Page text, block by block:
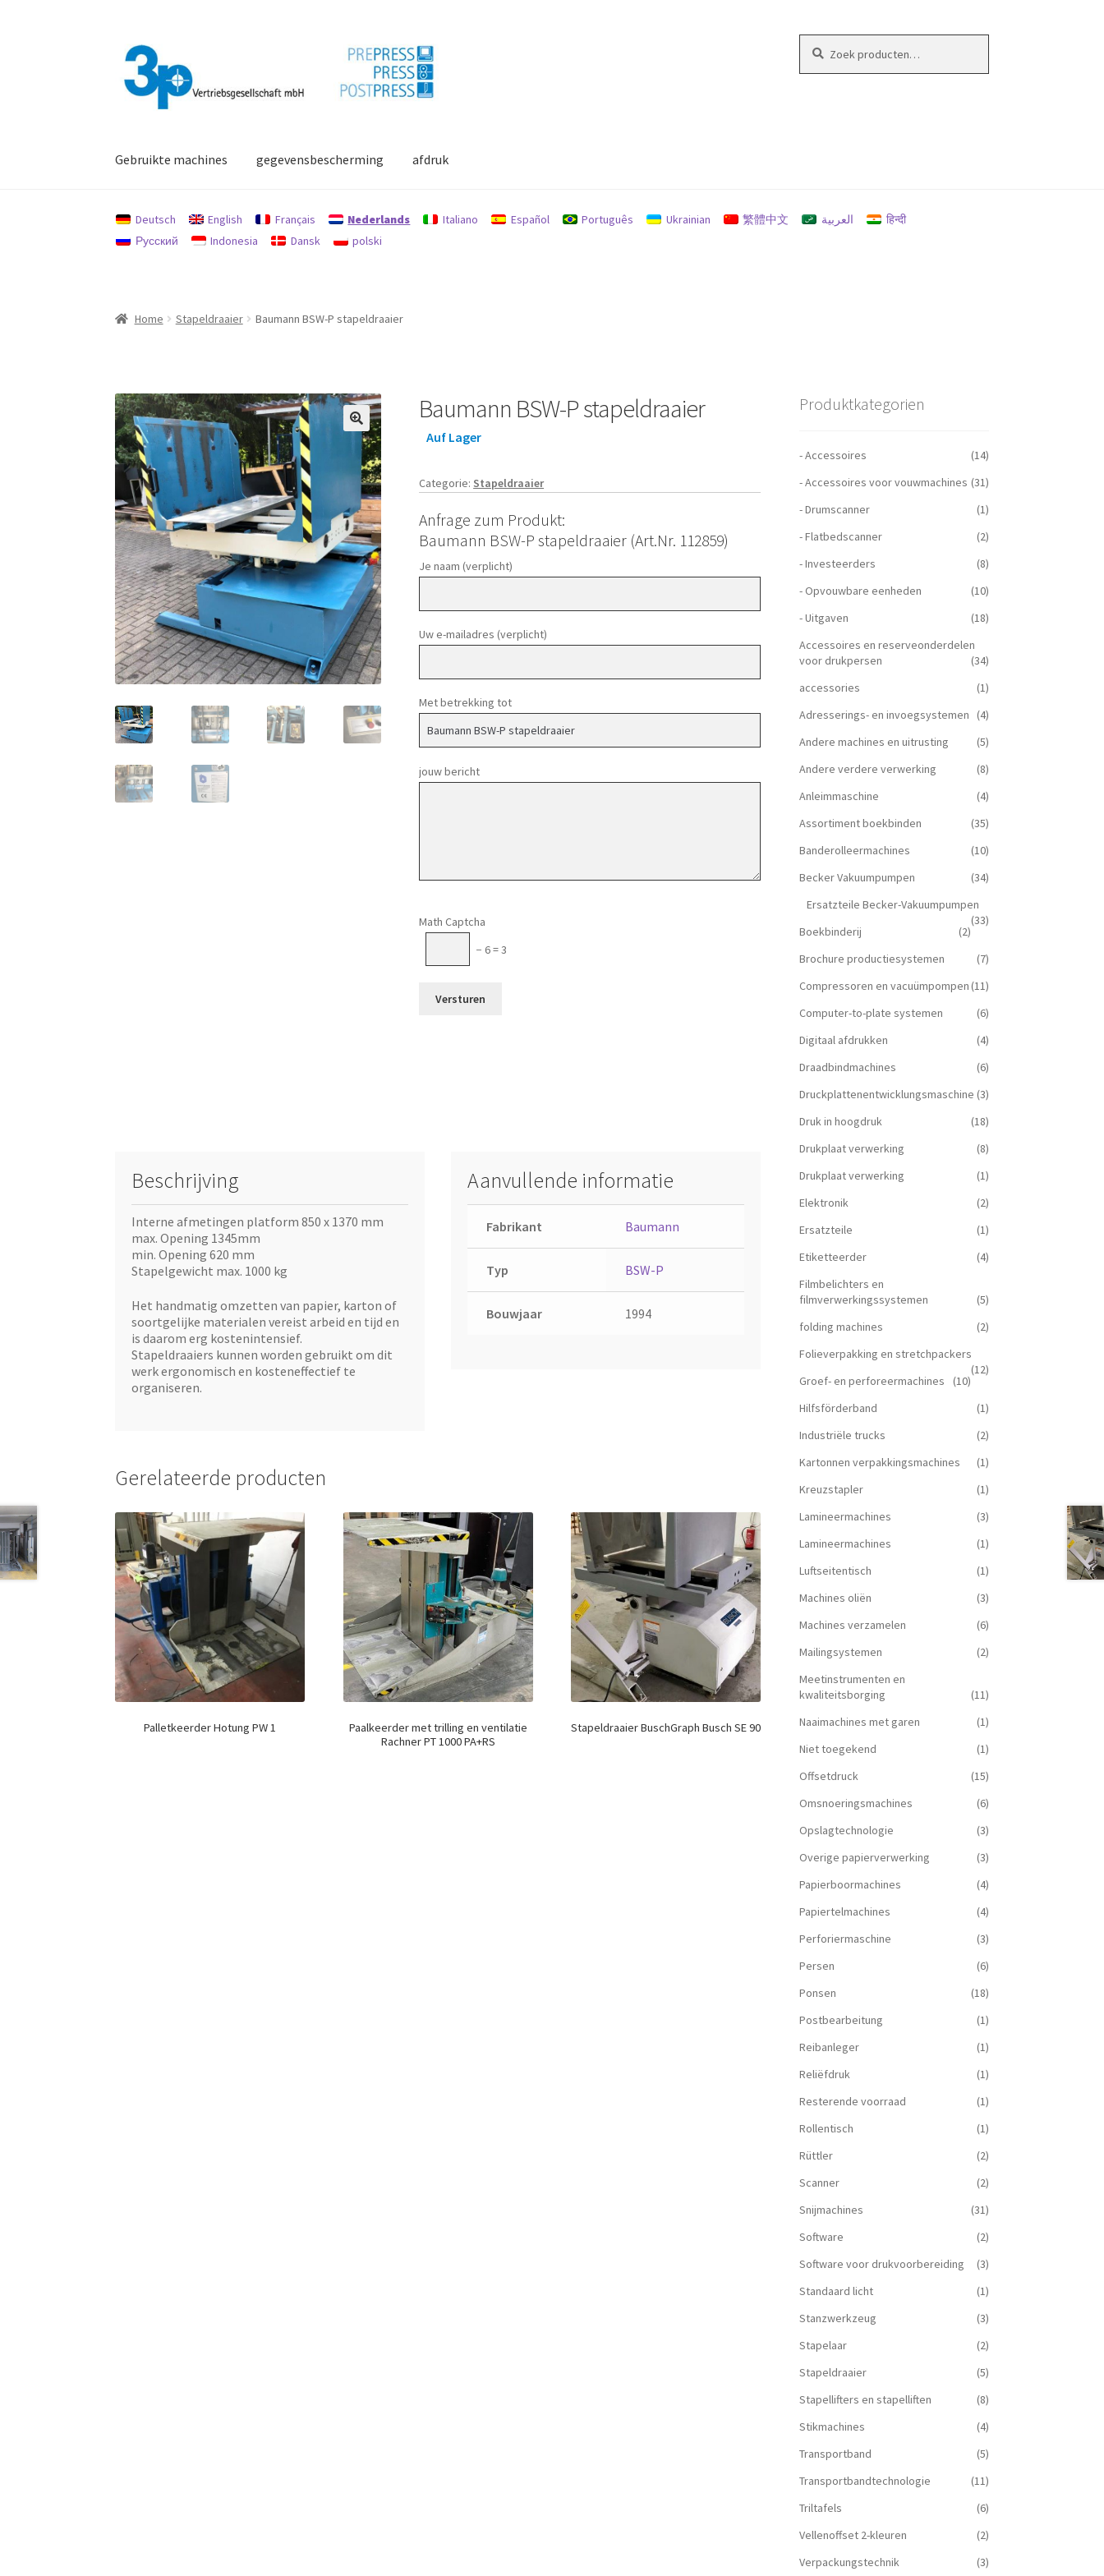
door
naar
navigatie
naar
inhoud
naar:
Gebruikte machines gegevensbescherming afdruk
Zoekopdracht
Deutsch English Français Nederlands Italiano Español Português Ukrainian 繁體中文 العربية
हिन्दी
Русский
Indonesia Dansk polski
Home Stapeldraaier Baumann BSW-P stapeldraaier
Baumann BSW-P stapeldraaier
Auf Lager
Categorie: Stapeldraaier
Anfrage zum Produkt:
Baumann BSW-P stapeldraaier (Art.Nr. 112859)
Je naam (verplicht)
Uw e-mailadres (verplicht)
Met betrekking tot
jouw bericht
Math Captcha
− 6 = 3
Beschrijving
Interne afmetingen platform 850 x 1370 mm
max. Opening 1345mm
min. Opening 620 mm
Stapelgewicht max. 1000 kg
Het handmatig omzetten van papier, karton of
soortgelijke materialen vereist arbeid en tijd en
is daarom erg kostenintensief.
Stapeldraaiers kunnen worden gebruikt om dit
werk ergonomisch en kosteneffectief te
organiseren.
Aanvullende informatie
Fabrikant Baumann
Typ BSW-P
Bouwjaar 1994
Gerelateerde producten
Palletkeerder Hotung PW 1
Paalkeerder met trilling en ventilatie
Rachner PT 1000 PA+RS
Stapeldraaier BuschGraph Busch SE 90
Produktkategorien
- Accessoires
(14)
- Accessoires voor vouwmachines (31)
- Drumscanner
(1)
- Flatbedscanner
(2)
- Investeerders
(8)
- Opvouwbare eenheden
(10)
- Uitgaven
(18)
Accessoires en reserveonderdelen
voor drukpersen
(34)
accessories
(1)
Adresserings- en invoegsystemen
(4)
Andere machines en uitrusting
(5)
Andere verdere verwerking
(8)
Anleimmaschine
(4)
Assortiment boekbinden
(35)
Banderolleermachines
(10)
Becker Vakuumpumpen
(34)
Ersatzteile Becker-Vakuumpumpen
(33)
Boekbinderij
(2)
Brochure productiesystemen
(7)
Compressoren en vacuümpompen (11)
Computer-to-plate systemen
(6)
Digitaal afdrukken
(4)
Draadbindmachines
(6)
Druckplattenentwicklungsmaschine (3)
Druk in hoogdruk
(18)
Drukplaat verwerking
(8)
Drukplaat verwerking
(1)
Elektronik
(2)
Ersatzteile
(1)
Etiketteerder
(4)
Filmbelichters en
filmverwerkingssystemen
(5)
folding machines
(2)
Folieverpakking en stretchpackers
(12)
Groef- en perforeermachines
(10)
Hilfsförderband
(1)
Industriële trucks
(2)
Kartonnen verpakkingsmachines
(1)
Kreuzstapler
(1)
Lamineermachines
(3)
Lamineermachines
(1)
Luftseitentisch
(1)
Machines oliën
(3)
Machines verzamelen
(6)
Mailingsystemen
(2)
Meetinstrumenten en
kwaliteitsborging
(11)
Naaimachines met garen
(1)
Niet toegekend
(1)
Offsetdruck
(15)
Omsnoeringsmachines
(6)
Opslagtechnologie
(3)
Overige papierverwerking
(3)
Papierboormachines
(4)
Papiertelmachines
(4)
Perforiermaschine
(3)
Persen
(6)
Ponsen
(18)
Postbearbeitung
(1)
Reibanleger
(1)
Reliëfdruk
(1)
Resterende voorraad
(1)
Rollentisch
(1)
Rüttler
(2)
Scanner
(2)
Snijmachines
(31)
Software
(2)
Software voor drukvoorbereiding
(3)
Standaard licht
(1)
Stanzwerkzeug
(3)
Stapelaar
(2)
Stapeldraaier
(5)
Stapellifters en stapelliften
(8)
Stikmachines
(4)
Transportband
(5)
Transportbandtechnologie
(11)
Triltafels
(6)
Vellenoffset 2-kleuren
(2)
Verpackungstechnik
(3)